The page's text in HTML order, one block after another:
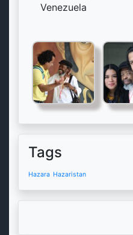
Venezuela
Tags
Hazara Hazaristan